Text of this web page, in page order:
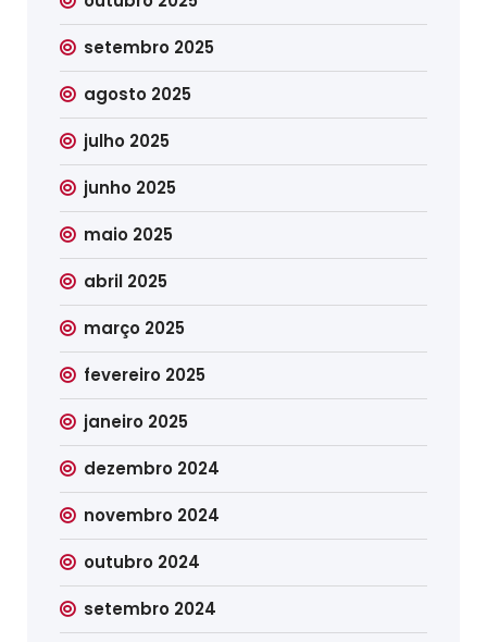
setembro 2025
agosto 2025
julho 2025
junho 2025
maio 2025
abril 2025
março 2025
fevereiro 2025
janeiro 2025
dezembro 2024
novembro 2024
outubro 2024
setembro 2024